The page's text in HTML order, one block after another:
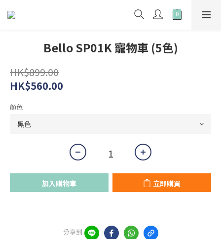
Bello SP01K 寵物車 (5色)
HK$899.00
HK$560.00
顏色
加入購物車 立即購買
分享到